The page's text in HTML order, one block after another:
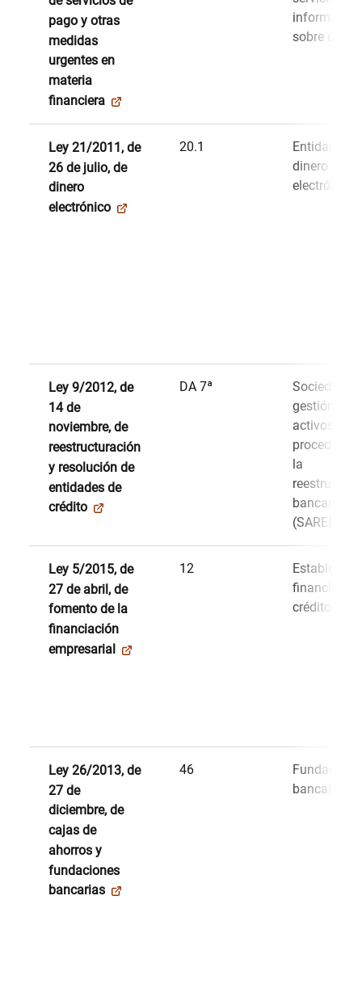
pago y otras
medidas
urgentes en
materia
financiera
información
sobre
Ley 21/2011, de
26 de julio, de
dinero
electrónico
20.1
Entidades
dinero
electrónico
Ley 9/2012, de
14 de
noviembre, de
reestructuración
y resolución de
entidades de
crédito
DA 7ª
Sociedad de
gestión de
activos
la
bancaria
(SAREB).
Ley 5/2015, de
27 de abril, de
fomento de la
financiación
empresarial
12
financieros
crédito
Ley 26/2013, de
27 de
diciembre, de
cajas de
ahorros y
fundaciones
bancarias
46
bancarias